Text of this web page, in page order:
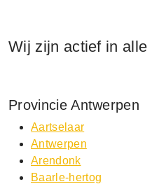
Wij zijn actief in
Provincie Antwerpen
Aartselaar
Antwerpen
Arendonk
Baarle-hertog